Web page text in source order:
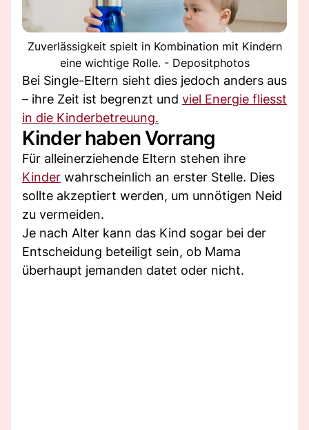
Zuverlässigkeit spielt in Kombination mit Kindern
eine wichtige Rolle. - Depositphotos
Bei Single-Eltern sieht dies jedoch anders aus
– ihre Zeit ist begrenzt und viel Energie fliesst
in die Kinderbetreuung.
Kinder haben Vorrang
Für alleinerziehende Eltern stehen ihre
Kinder wahrscheinlich an erster Stelle. Dies
sollte akzeptiert werden, um unnötigen Neid
zu vermeiden.
Je nach Alter kann das Kind sogar bei der
Entscheidung beteiligt sein, ob Mama
überhaupt jemanden datet oder nicht.